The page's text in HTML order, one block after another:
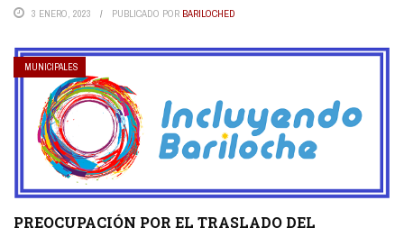
3 ENERO, 2023 PUBLICADO POR BARILOCHED
MUNICIPALES
PREOCUPACIÓN POR EL TRASLADO DEL